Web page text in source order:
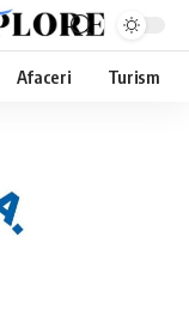
Afaceri Turism